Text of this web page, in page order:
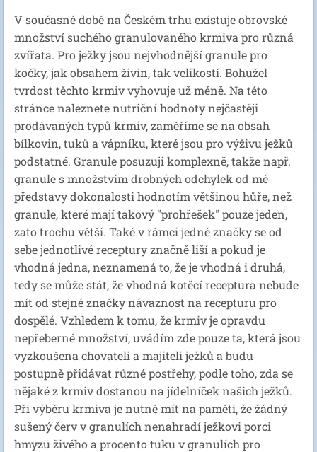
V současné době na Českém trhu existuje obrovské
množství suchého granulovaného krmiva pro různá
zvířata. Pro ježky jsou nejvhodnější granule pro
kočky, jak obsahem živin, tak velikostí. Bohužel
tvrdost těchto krmiv vyhovuje už méně. Na této
stránce naleznete nutriční hodnoty nejčastěji
prodávaných typů krmiv, zaměříme se na obsah
bílkovin, tuků a vápníku, které jsou pro výživu ježků
podstatné. Granule posuzuji komplexně, takže např.
granule s množstvím drobných odchylek od mé
představy dokonalosti hodnotím většinou hůře, než
granule, které mají takový "prohřešek" pouze jeden,
zato trochu větší. Také v rámci jedné značky se od
sebe jednotlivé receptury značně liší a pokud je
vhodná jedna, neznamená to, že je vhodná i druhá,
tedy se může stát, že vhodná kotěcí receptura nebude
mít od stejné značky návaznost na recepturu pro
dospělé. Vzhledem k tomu, že krmiv je opravdu
nepřeberné množství, uvádím zde pouze ta, která jsou
vyzkoušena chovateli a majiteli ježků a budu
postupně přidávat různé postřehy, podle toho, zda se
nějaké z krmiv dostanou na jídelníček našich ježků.
Při výběru krmiva je nutné mít na paměti, že žádný
sušený červ v granulích nenahradí ježkovi porci
hmyzu živého a procento tuku v granulích pro